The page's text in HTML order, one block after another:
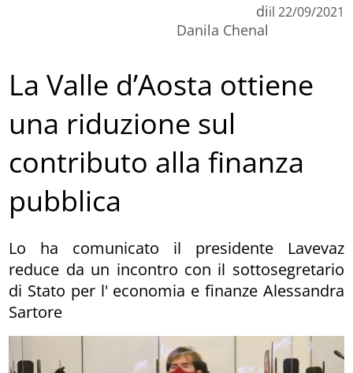
di
Danila Chenal
il 22/09/2021
La Valle d’Aosta ottiene
una riduzione sul
contributo alla finanza
pubblica
Lo ha comunicato il presidente Lavevaz
reduce da un incontro con il sottosegretario
di Stato per l' economia e finanze Alessandra
Sartore